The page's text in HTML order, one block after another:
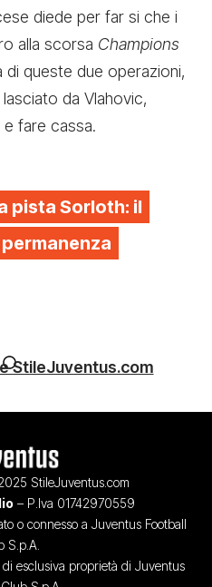
diede per far si che i
alla scorsa Champions
di queste due operazioni,
da Vlahovic,
fare cassa.
pista Sorloth: il
StileJuventus.com
StileJuventus.com
– P.Iva 01742970559
o connesso a Juventus Football
S.p.A.
esclusiva proprietà di Juventus